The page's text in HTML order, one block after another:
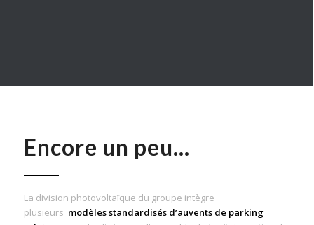
Encore un peu…
La division photovoltaïque du groupe intègre
plusieurs modèles standardisés d’auvents de parking